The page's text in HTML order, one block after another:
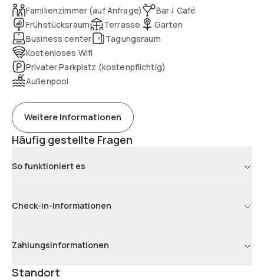
from Casino Barrière de Cassis and a 22-minute drive from
Marseille.
Familienzimmer (auf Anfrage)
Bar / Café
Frühstücksraum
Terrasse
Garten
Business center
Tagungsraum
Kostenloses Wifi
Privater Parkplatz (kostenpflichtig)
Außenpool
Weitere Informationen
Häufig gestellte Fragen
So funktioniert es
Check-in-Informationen
Zahlungsinformationen
Standort